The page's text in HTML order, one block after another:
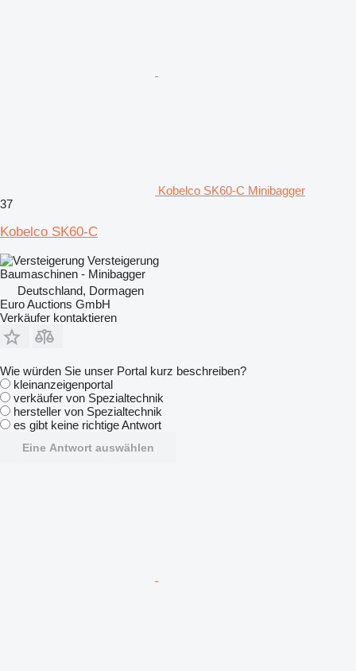
Kobelco SK60-C Minibagger
37
Kobelco SK60-C
Versteigerung
Baumaschinen - Minibagger
Deutschland, Dormagen
Euro Auctions GmbH
Verkäufer kontaktieren
Wie würden Sie unser Portal kurz beschreiben?
kleinanzeigenportal
verkäufer von Spezialtechnik
hersteller von Spezialtechnik
es gibt keine richtige Antwort
Eine Antwort auswählen